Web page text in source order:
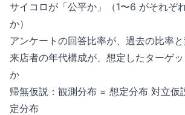
サイコロが「公平か」（1〜6 がそれぞ
か）
アンケートの回答比率が、過去の比率
来店者の年代構成が、想定したターゲ
か
帰無仮説：観測分布 = 想定分布 対立仮
定分布